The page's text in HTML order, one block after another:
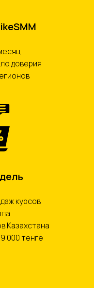
доверия
курсов
Казахстана
000 тенге